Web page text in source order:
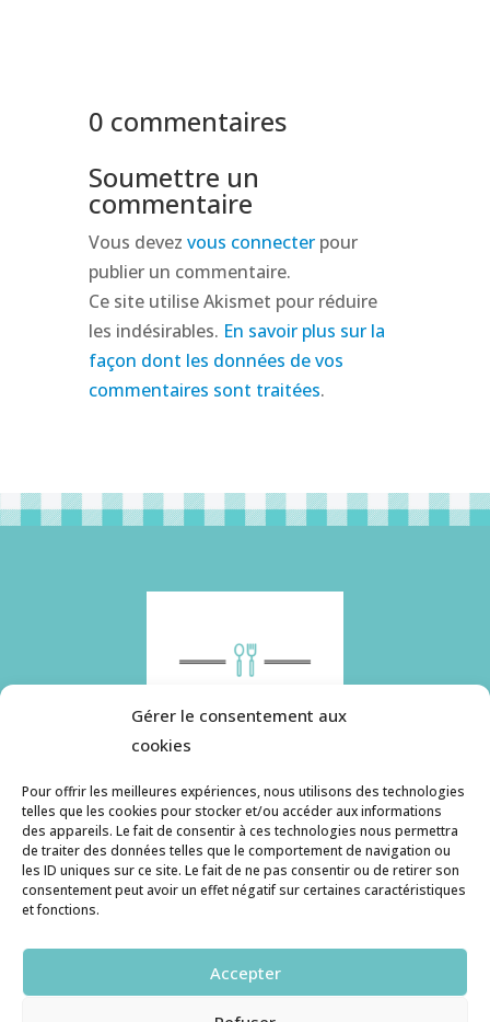
Gérer le consentement aux
cookies
Pour offrir les meilleures expériences, nous utilisons des technologies
telles que les cookies pour stocker et/ou accéder aux informations
des appareils. Le fait de consentir à ces technologies nous permettra
de traiter des données telles que le comportement de navigation ou
les ID uniques sur ce site. Le fait de ne pas consentir ou de retirer son
consentement peut avoir un effet négatif sur certaines caractéristiques
et fonctions.
Accepter
0 commentaires
Soumettre un
commentaire
Vous devez vous connecterpour
publier un commentaire.
Ce site utilise Akismet pour réduire
les indésirables. En savoir plus sur la
façon dont les données de vos
commentaires sont traitées.
Histoire de pâtes utilise des cookies. Pour en
savoir plus, ainsi que sur la politique de
confidentialité, cliquez ici.
Contact
histoiredepates@gmail.com